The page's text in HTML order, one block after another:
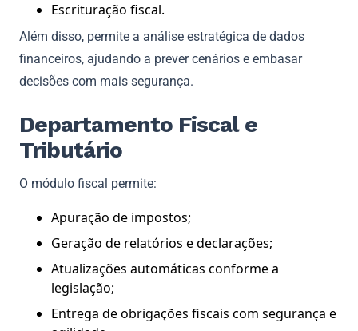
Escrituração fiscal.
Além disso, permite a análise estratégica de dados
financeiros, ajudando a prever cenários e embasar
decisões com mais segurança.
Departamento Fiscal e
Tributário
O módulo fiscal permite:
Apuração de impostos;
Geração de relatórios e declarações;
Atualizações automáticas conforme a
legislação;
Entrega de obrigações fiscais com segurança e